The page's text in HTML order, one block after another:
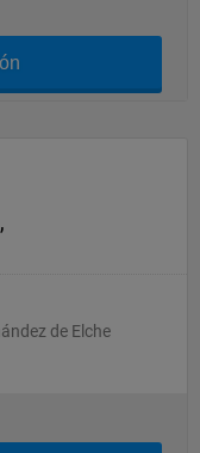
de Elche